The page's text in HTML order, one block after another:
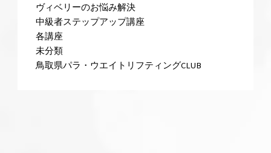
ヴィベリーのお悩み解決
中級者ステップアップ講座
各講座
未分類
鳥取県パラ・ウエイトリフティングCLUB